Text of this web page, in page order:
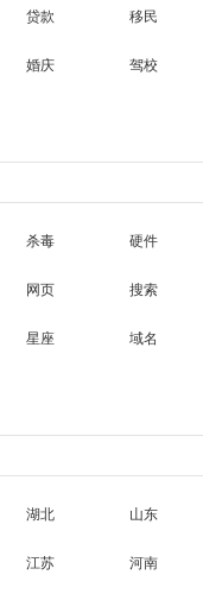
贷款 移民
婚庆 驾校
杀毒 硬件
网页 搜索
星座 域名
湖北 山东
江苏 河南